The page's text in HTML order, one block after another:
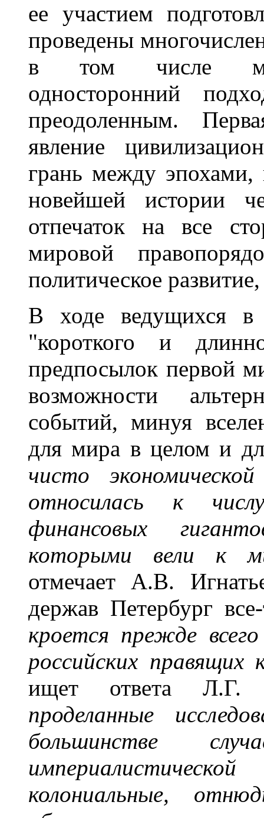
ее участием
проведены
в том числе
односторонний
преодоленным.
явление
грань между эпохами,
новейшей истории
отпечаток на все
мировой
политическое
В ходе ведущихся в
"короткого и
предпосылок первой
возможности
событий, минуя
для мира в целом и
чисто
относилась к
финансовых
которыми вели к
отмечает А.В.
держав Петербург
кроется прежде
российских правящих
ищет ответа
проделанные
большинстве
колониальные,